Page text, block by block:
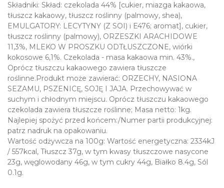
Składniki: Skład: czekolada 44% [cukier, miazga kakaowa,
tłuszcz kakaowy, tłuszcz roślinny (palmowy, shea),
EMULGATORY: LECYTYNY (Z SOI) i E476; aromat], cukier,
tłuszcz roślinny (palmowy), ORZESZKI ARACHIDOWE
11,3%, MLEKO W PROSZKU ODTŁUSZCZONE, wiórki
kokosowe 6,1%. Czekolada - masa kakaowa min. 43%.,
Oprócz tłuszczu kakaowego zawiera tłuszcze
roślinne.Produkt może zawierać: ORZECHY, NASIONA
SEZAMU, PSZENICĘ, SOJĘ I JAJA. Przechowywać w
suchym i chłodnym miejscu. Oprócz tłuszczu kakaowego
czekolada zawiera tłuszcze roślinne; Masa netto: 1kg.
Najlepiej spożyć przed końcem:/Numer partii produkcyjnej:
patrz nadruk na opakowaniu.
Wartość odżywcza na 100g: Wartość energetyczna: 2334kJ
/ 557kcal, Tłuszcz 37g, w tym kwasy tłuszczowe nasycone
23g, węglowodany 46g, w tym cukry 44g, Białko 8.4g, Sól
0.1g.